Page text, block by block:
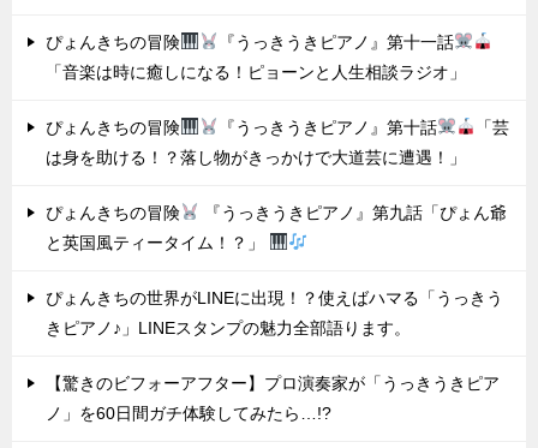
ぴょんきちの冒険
『うっきうきピアノ』第十一話
「音楽は時に癒しになる！ピョーンと人生相談ラジオ」
ぴょんきちの冒険 『うっきうきピアノ』第十話
「芸
は身を助ける！？落し物がきっかけで大道芸に遭遇！」
ぴょんきちの冒険
『うっきうきピアノ』第九話「ぴょん爺
と英国風ティータイム！？」
ぴょんきちの世界がLINEに出現！？使えばハマる「うっきう
きピアノ♪」LINEスタンプの魅力全部語ります。
【驚きのビフォーアフター】プロ演奏家が「うっきうきピア
ノ」を60日間ガチ体験してみたら…!?